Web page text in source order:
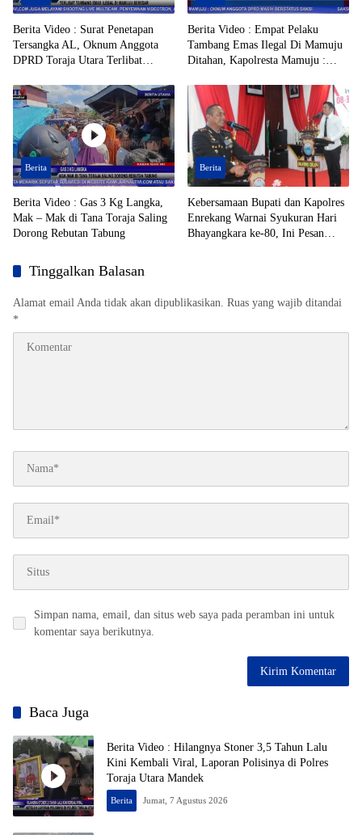
Berita Video : Surat Penetapan
Tersangka AL, Oknum Anggota
DPRD Toraja Utara Terlibat
Beredar
Berita Video : Empat Pelaku
Tambang Emas Ilegal Di Mamuju
Ditahan, Kapolresta Mamuju :
Berstatus Saksi
Berita
Berita Video : Gas 3 Kg Langka,
Mak – Mak di Tana Toraja Saling
Dorong Rebutan Tabung
Berita
Kebersamaan Bupati dan Kapolres
Enrekang Warnai Syukuran Hari
Bhayangkara ke-80, Ini Pesan
Tinggalkan Balasan
Alamat email Anda tidak akan dipublikasikan. Ruas yang wajib ditandai
*
Simpan nama, email, dan situs web saya pada peramban ini untuk
komentar saya berikutnya.
Baca Juga
Berita Video : Hilangnya Stoner 3,5 Tahun Lalu
Kini Kembali Viral, Laporan Polisinya di Polres
Toraja Utara Mandek
Berita Jumat, 7 Agustus 2026